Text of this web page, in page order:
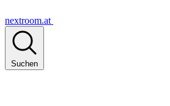
nextroom.at
Suchen